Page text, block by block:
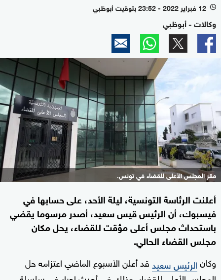
l 12 فبراير 2022 - 23:52 بتوقيت أبوظبي
وكالات - أبوظبي
مقر المجلس الأعلى للقضاء في تونس.
أعلنت الرئاسة التونسية، ليلة الأحد، على حسابها في
فيسبوك، أن الرئيس قيس سعيد، أصدر مرسوما يقضي
باستحداث مجلس أعلى مؤقت للقضاء، يحل مكان
مجلس القضاء الحالي.
وكانالرئيس سعيدقد أعلن الأسبوع الماضي اعتزامه حل